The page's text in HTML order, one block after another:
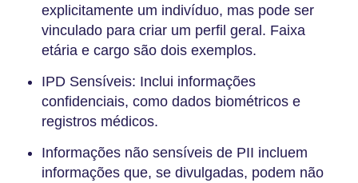
explicitamente um indivíduo, mas pode ser
vinculado para criar um perfil geral. Faixa
etária e cargo são dois exemplos.
IPD Sensíveis: Inclui informações
confidenciais, como dados biométricos e
registros médicos.
Informações não sensíveis de PII incluem
informações que, se divulgadas, podem não